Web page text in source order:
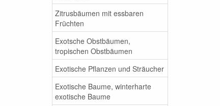
Zitrusbäumen mit essbaren
Früchten
Exotsche Obstbäumen,
tropischen Obstbäumen
Exotische Pflanzen und Sträucher
Exotische Baume, winterharte
exotische Baume